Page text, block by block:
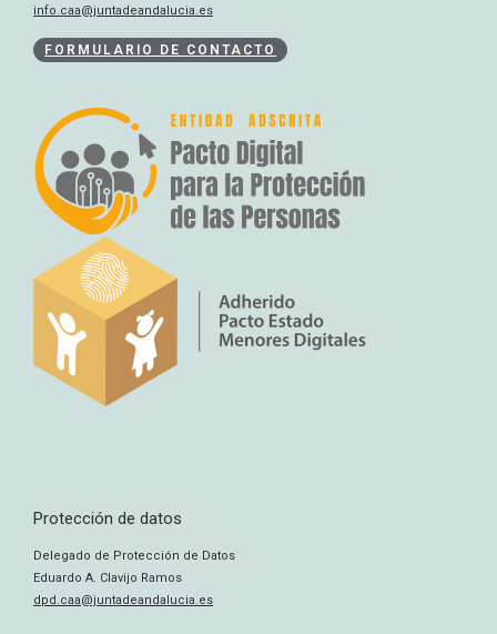
info.caa@juntadeandalucia.es
FORMULARIO DE CONTACTO
Protección de datos
Delegado de Protección de Datos
Eduardo A. Clavijo Ramos
dpd.caa@juntadeandalucia.es